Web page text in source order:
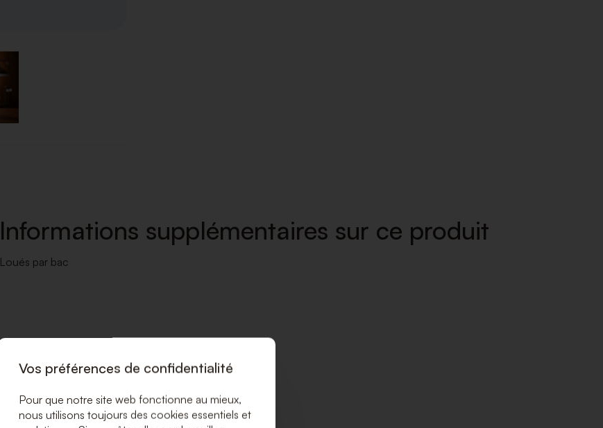
Informations supplémentaires sur ce produit
Loués par bac
Vos préférences de confidentialité
Pour que notre site web fonctionne au mieux,
nous utilisons toujours des cookies essentiels et